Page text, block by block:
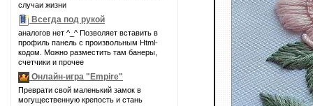
случаи жизни
Всегда под рукой
аналогов нет ^_^ Позволяет вставить в
профиль панель с произвольным Html-
кодом. Можно разместить там банеры,
счетчики и прочее
Онлайн-игра "Empire"
Преврати свой маленький замок в
могущественную крепость и стань